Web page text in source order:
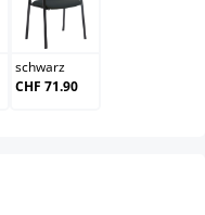
schwarz
schwarz
CHF 71.90